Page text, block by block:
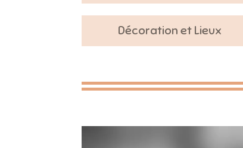
Décoration et Lieux